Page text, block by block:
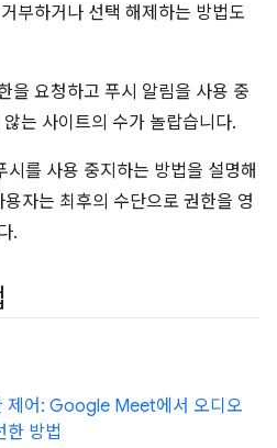
부하거나 선택 해제하는 방법도
을 요청하고 푸시 알림을 사용 중
는 사이트의 수가 놀랍습니다.
를 사용 중지하는 방법을 설명해
자는 최후의 수단으로 권한을 영
.
제어: Google Meet에서 오디오
한 방법